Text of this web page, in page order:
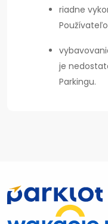
riadne
je
Parkingu.